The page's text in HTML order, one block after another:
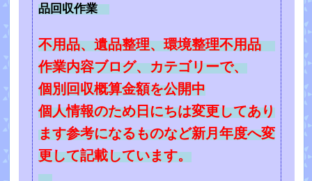
品回収作業
不用品、遺品整理、環境整理不用品
作業内容ブログ、カテゴリーで、
個別回収概算金額を公開中
個人情報のため日にちは変更してあり
ます参考になるものなど新月年度へ変
更して記載しています。